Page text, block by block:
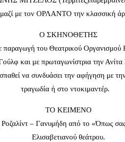
μαζί με τον ΟΡΛΑΝΤΟ την κλασσική
Ο ΣΚΗΝΟΘΕΤΗΣ
του Θεατρικού
και με πρωταγωνίστρια την Ανίτα
να συνδυάσει την αφήγηση με
τραγωδία ή στο ντοκιμαντέρ.
ΤΟ ΚΕΙΜΕΝΟ
– Γανυμήδη από το «Όπως
Ελισαβετιανού θεάτρου.